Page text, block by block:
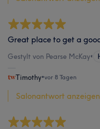
Great place to get a
Gestylt von Pearse McKay•
Timothy•vor 8 Tagen
Salonantwort anzeigen